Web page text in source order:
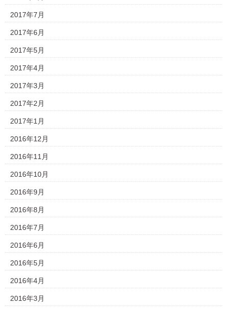
2017年7月
2017年6月
2017年5月
2017年4月
2017年3月
2017年2月
2017年1月
2016年12月
2016年11月
2016年10月
2016年9月
2016年8月
2016年7月
2016年6月
2016年5月
2016年4月
2016年3月